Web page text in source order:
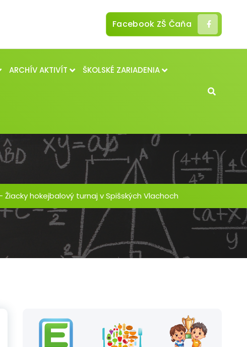
Facebook ZŠ Čaňa
ARCHÍV AKTIVÍT ŠKOLSKÉ ZARIADENIA
- Žiacky hokejbalový turnaj v Spišských Vlachoch